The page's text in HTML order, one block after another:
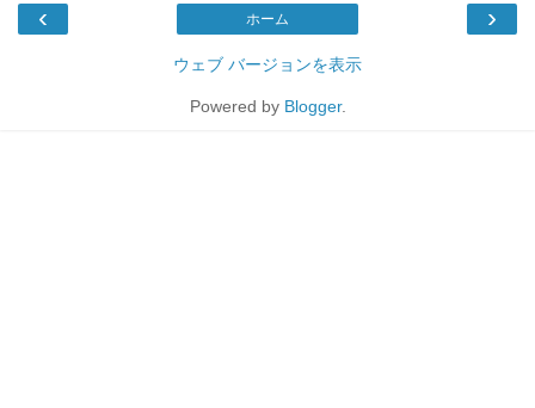
‹ ›
ホーム
ウェブ バージョンを表示
Powered by Blogger.